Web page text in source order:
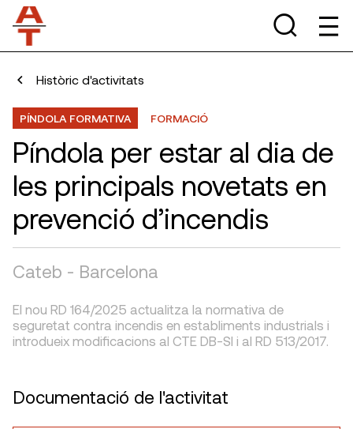
Històric d'activitats
PÍNDOLA FORMATIVA FORMACIÓ
Píndola per estar al dia de
les principals novetats en
prevenció d’incendis
Cateb - Barcelona
El nou RD 164/2025 actualitza la normativa de
seguretat contra incendis en establiments industrials i
introdueix modificacions al CTE DB-SI i al RD 513/2017.
Documentació de l'activitat